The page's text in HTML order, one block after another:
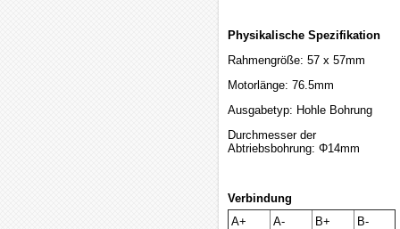
Physikalische Spezifikation
Rahmengröße: 57 x 57mm
Motorlänge: 76.5mm
Ausgabetyp: Hohle Bohrung
Durchmesser der
Abtriebsbohrung: Φ14mm
Verbindung
A+
A- B+
B-